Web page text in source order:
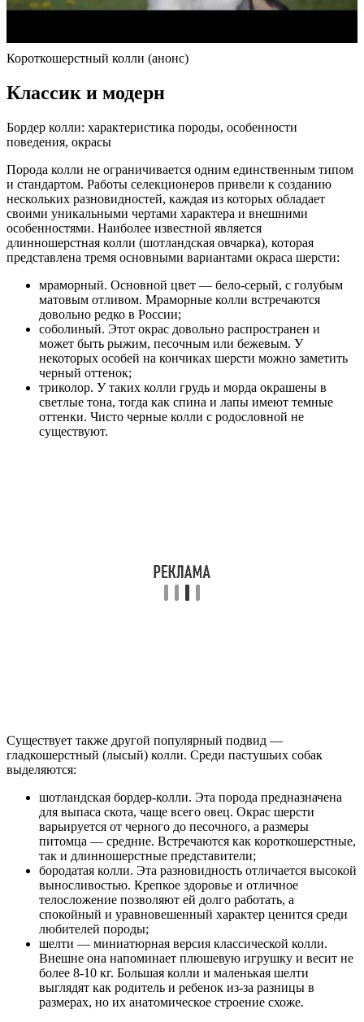
Короткошерстный колли (анонс)
Классик и модерн
Бордер колли: характеристика породы, особенности
поведения, окрасы
Порода колли не ограничивается одним единственным типом
и стандартом. Работы селекционеров привели к созданию
нескольких разновидностей, каждая из которых обладает
своими уникальными чертами характера и внешними
особенностями. Наиболее известной является
длинношерстная колли (шотландская овчарка), которая
представлена тремя основными вариантами окраса шерсти:
мраморный. Основной цвет — бело-серый, с голубым
матовым отливом. Мраморные колли встречаются
довольно редко в России;
соболиный. Этот окрас довольно распространен и
может быть рыжим, песочным или бежевым. У
некоторых особей на кончиках шерсти можно заметить
черный оттенок;
триколор. У таких колли грудь и морда окрашены в
светлые тона, тогда как спина и лапы имеют темные
оттенки. Чисто черные колли с родословной не
существуют.
Существует также другой популярный подвид —
гладкошерстный (лысый) колли. Среди пастушьих собак
выделяются:
шотландская бордер-колли. Эта порода предназначена
для выпаса скота, чаще всего овец. Окрас шерсти
варьируется от черного до песочного, а размеры
питомца — средние. Встречаются как короткошерстные,
так и длинношерстные представители;
бородатая колли. Эта разновидность отличается высокой
выносливостью. Крепкое здоровье и отличное
телосложение позволяют ей долго работать, а
спокойный и уравновешенный характер ценится среди
любителей породы;
шелти — миниатюрная версия классической колли.
Внешне она напоминает плюшевую игрушку и весит не
более 8-10 кг. Большая колли и маленькая шелти
выглядят как родитель и ребенок из-за разницы в
размерах, но их анатомическое строение схоже.